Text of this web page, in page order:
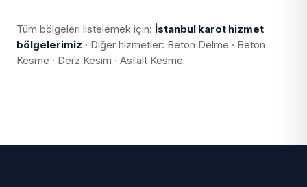
Tüm bölgeleri listelemek için: İstanbul karot hizmet
bölgelerimiz · Diğer hizmetler: Beton Delme · Beton
Kesme · Derz Kesim · Asfalt Kesme